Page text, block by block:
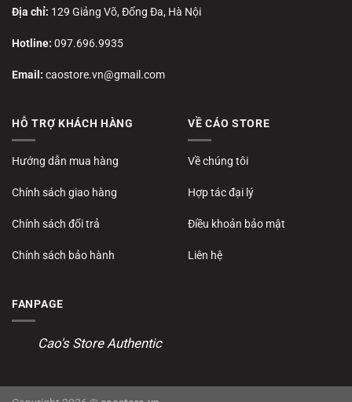
Địa chỉ: 129 Giảng Võ, Đống Đa, Hà Nội
Hotline: 097.696.9935
Email: caostore.vn@gmail.com
HỖ TRỢ KHÁCH HÀNG
Hướng dẫn mua hàng
Chính sách giao hàng
Chính sách đổi trả
Chính sách bảo hành
VỀ CÁO STORE
Về chúng tôi
Hợp tác đại lý
Điều khoản bảo mật
Liên hệ
FANPAGE
Cao's Store Authentic